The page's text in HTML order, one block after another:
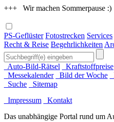
+++ Wir machen Sommerpause
PS-Geflüster Fotostrecken Services
Recht & Reise Begehrlichkeiten
Auto-Bild-Rätsel Kraftstoffpreise
Messekalender
Bild der Woche
Suche
Sitemap
Impressum
Kontakt
Das unabhängige Portal rund um